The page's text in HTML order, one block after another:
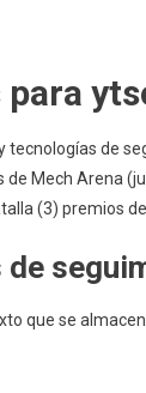
para
tecnologías de
Mech Arena
(3) premios
que se